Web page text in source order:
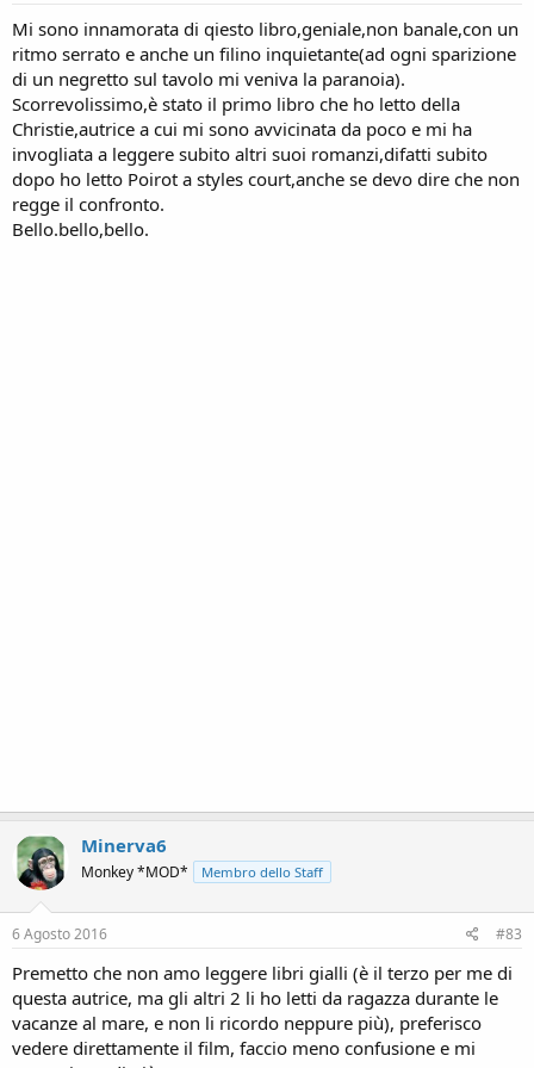
Mi sono innamorata di qiesto libro,geniale,non banale,con un
ritmo serrato e anche un filino inquietante(ad ogni sparizione
di un negretto sul tavolo mi veniva la paranoia).
Scorrevolissimo,è stato il primo libro che ho letto della
Christie,autrice a cui mi sono avvicinata da poco e mi ha
invogliata a leggere subito altri suoi romanzi,difatti subito
dopo ho letto Poirot a styles court,anche se devo dire che non
regge il confronto.
Bello.bello,bello.
Minerva6
Monkey *MOD* Membro dello Staff
6 Agosto 2016 #83
Premetto che non amo leggere libri gialli (è il terzo per me di
questa autrice, ma gli altri 2 li ho letti da ragazza durante le
vacanze al mare, e non li ricordo neppure più), preferisco
vedere direttamente il film, faccio meno confusione e mi